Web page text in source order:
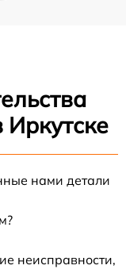
Иркутске
нами детали
неисправности,